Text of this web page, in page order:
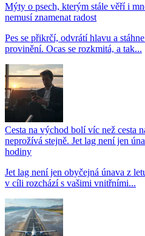
Mýty o psech, kterým stále věří i
nemusí znamenat radost
Pes se přikrčí, odvrátí hlavu a
provinění. Ocas se rozkmitá, a tak...
Cesta na východ bolí víc než cesta
neprožívá stejně. Jet lag není jen
hodiny
Jet lag není jen obyčejná únava z
v cíli rozchází s vašimi vnitřními...